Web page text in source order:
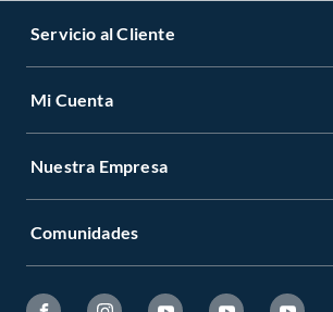
Servicio al Cliente
Mi Cuenta
Nuestra Empresa
Comunidades